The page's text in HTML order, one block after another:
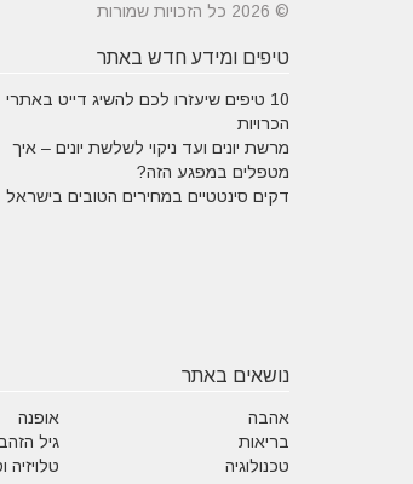
© 2026 כל הזכויות שמורות
טיפים ומידע חדש באתר
10 טיפים שיעזרו לכם להשיג דייט באתרי
הכרויות
מרשת יונים ועד ניקוי לשלשת יונים – איך
מטפלים במפגע הזה?
דקים סינטטיים במחירים הטובים בישראל
נושאים באתר
אהבה אופנה
בריאות
גיל הזהב
טכנולוגיה
טלויזיה